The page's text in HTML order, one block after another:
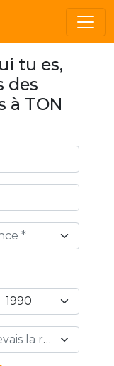
tu es,
des
à TON
*
Ta situation actuelle, si tu devais la résumer en 1 mot… *